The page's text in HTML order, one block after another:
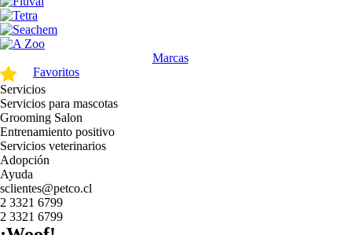
Marcas
Favoritos
Servicios
Servicios para mascotas
Grooming Salon
Entrenamiento positivo
Servicios veterinarios
Adopción
Ayuda
sclientes@petco.cl
2 3321 6799
2 3321 6799